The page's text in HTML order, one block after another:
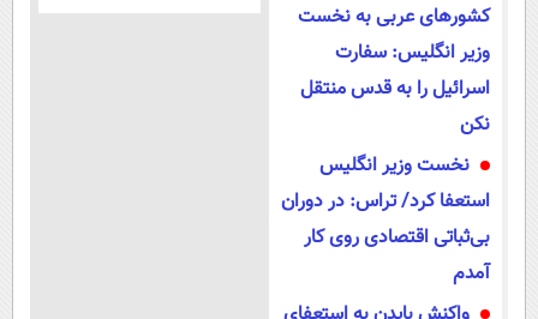
کشورهای عربی به نخست
وزیر انگلیس: سفارت
اسرائیل را به قدس منتقل
نکن
نخست وزیر انگلیس
استعفا کرد/ تراس: در دوران
بی‌ثباتی اقتصادی روی کار
آمدم